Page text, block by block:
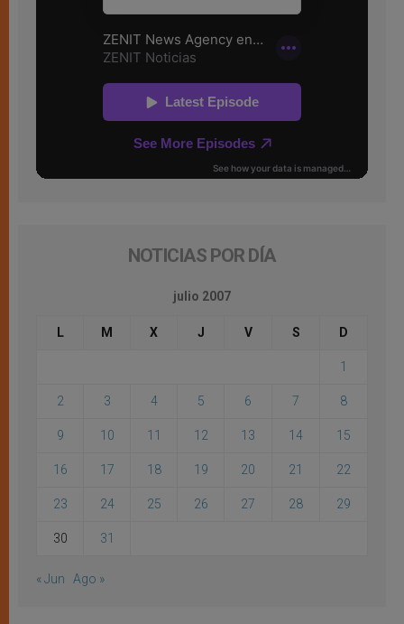
NOTICIAS POR DÍA
julio 2007
L M X J V S D
1
2 3 4 5 6 7 8
9 10 11 12 13 14 15
16 17 18 19 20 21 22
23 24 25 26 27 28 29
30 31
« Jun Ago »